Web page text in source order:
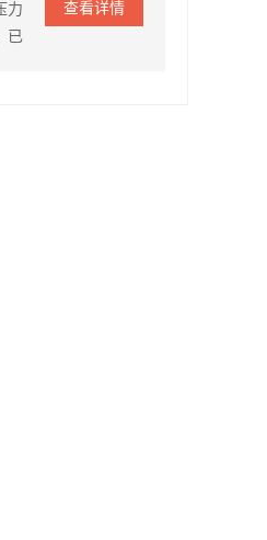
查看详情
力
已